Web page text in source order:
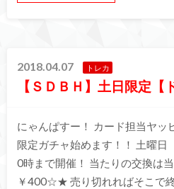
2018.04.07 トレカ
【ＳＤＢＨ】土日限定【
にゃんぱすー！ カード担当ヤッ
限定ガチャ始めます！！ 土曜
0時まで開催！ 当たりの交換
￥400☆★ 売り切れればそこで